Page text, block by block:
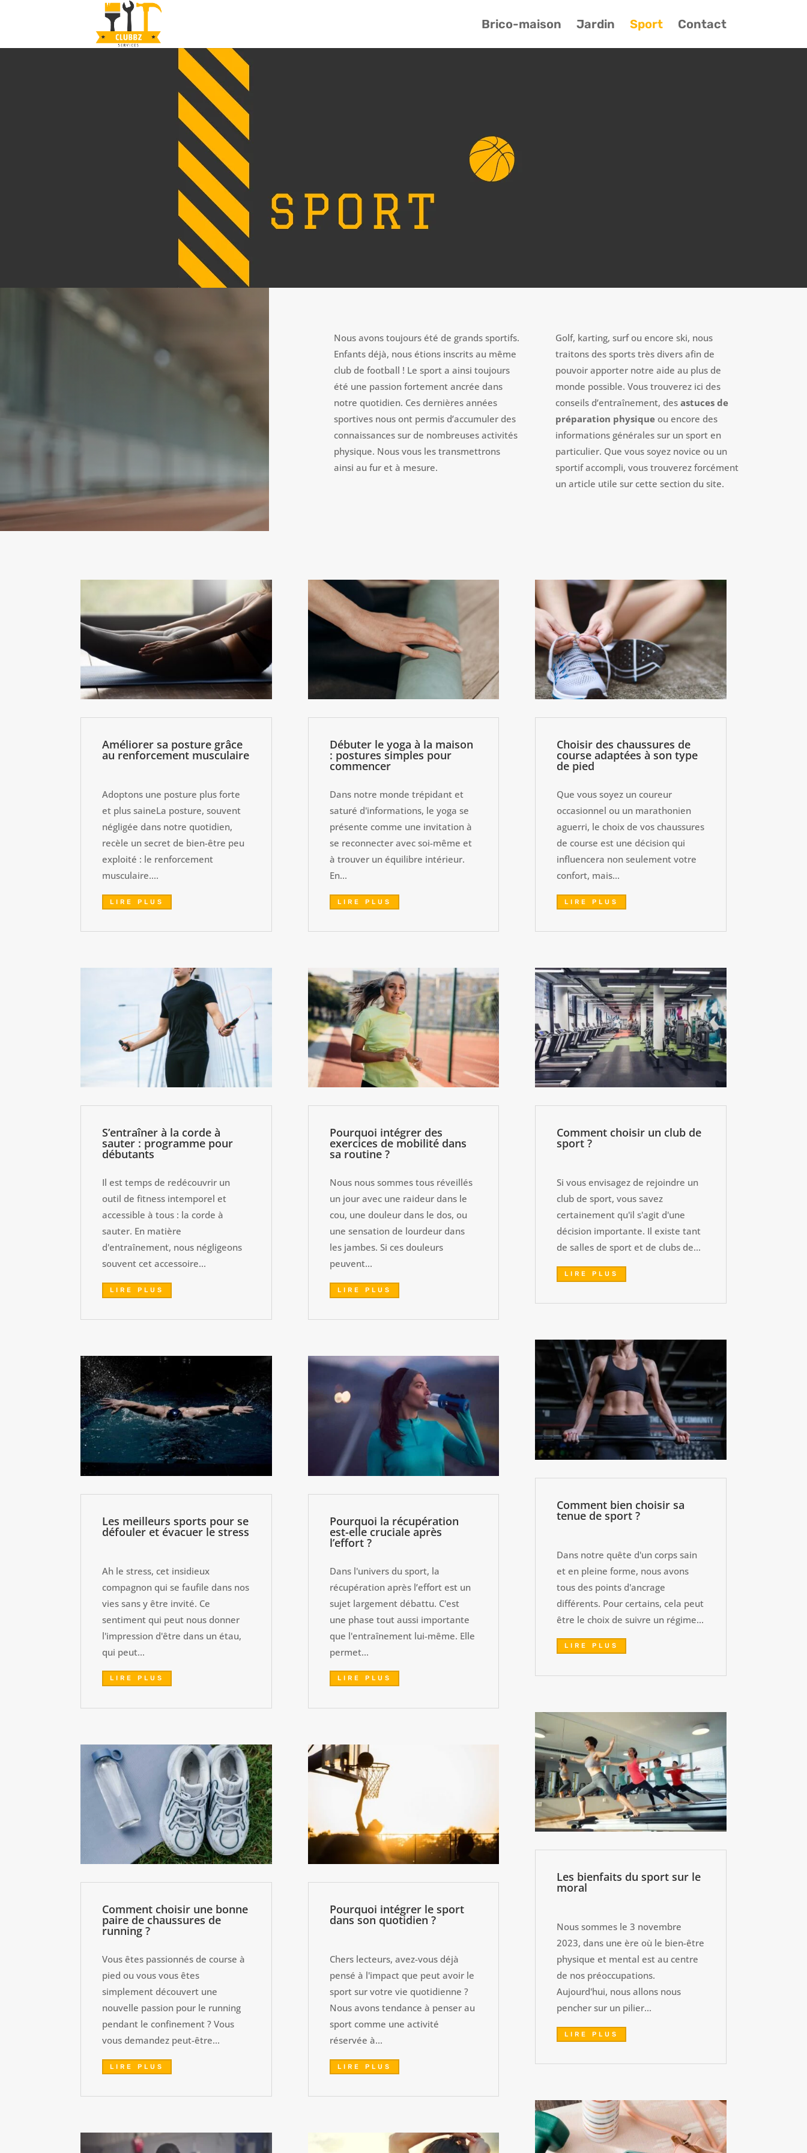
Brico-maison Jardin Sport Contact
Nous avons toujours été de grands sportifs.
Enfants déjà, nous étions inscrits au même
club de football ! Le sport a ainsi toujours
été une passion fortement ancrée dans
notre quotidien. Ces dernières années
sportives nous ont permis d’accumuler des
connaissances sur de nombreuses activités
physique. Nous vous les transmettrons
ainsi au fur et à mesure.
Golf, karting, surf ou encore ski, nous
traitons des sports très divers afin de
pouvoir apporter notre aide au plus de
monde possible. Vous trouverez ici des
conseils d’entraînement, desastuces de
préparation physiqueou encore des
informations générales sur un sport en
particulier. Que vous soyez novice ou un
sportif accompli, vous trouverez forcément
un article utile sur cette section du site.
Améliorer sa posture grâce
au renforcement musculaire
Adoptons une posture plus forte
et plus saineLa posture, souvent
négligée dans notre quotidien,
recèle un secret de bien-être peu
exploité : le renforcement
musculaire....
LIRE PLUS
S’entraîner à la corde à
sauter : programme pour
débutants
Il est temps de redécouvrir un
outil de fitness intemporel et
accessible à tous : la corde à
sauter. En matière
d'entraînement, nous négligeons
souvent cet accessoire...
LIRE PLUS
Les meilleurs sports pour se
défouler et évacuer le stress
Ah le stress, cet insidieux
compagnon qui se faufile dans nos
vies sans y être invité. Ce
sentiment qui peut nous donner
l'impression d'être dans un étau,
qui peut...
LIRE PLUS
Comment choisir une bonne
paire de chaussures de
running ?
Vous êtes passionnés de course à
pied ou vous vous êtes
simplement découvert une
nouvelle passion pour le running
pendant le confinement ? Vous
vous demandez peut-être...
LIRE PLUS
Débuter le yoga à la maison
: postures simples pour
commencer
Dans notre monde trépidant et
saturé d'informations, le yoga se
présente comme une invitation à
se reconnecter avec soi-même et
à trouver un équilibre intérieur.
En...
LIRE PLUS
Pourquoi intégrer des
exercices de mobilité dans
sa routine ?
Nous nous sommes tous réveillés
un jour avec une raideur dans le
cou, une douleur dans le dos, ou
une sensation de lourdeur dans
les jambes. Si ces douleurs
peuvent...
LIRE PLUS
Pourquoi la récupération
est-elle cruciale après
l’effort ?
Dans l'univers du sport, la
récupération après l’effort est un
sujet largement débattu. C'est
une phase tout aussi importante
que l'entraînement lui-même. Elle
permet...
LIRE PLUS
Pourquoi intégrer le sport
dans son quotidien ?
Chers lecteurs, avez-vous déjà
pensé à l'impact que peut avoir le
sport sur votre vie quotidienne ?
Nous avons tendance à penser au
sport comme une activité
réservée à...
LIRE PLUS
Choisir des chaussures de
course adaptées à son type
de pied
Que vous soyez un coureur
occasionnel ou un marathonien
aguerri, le choix de vos chaussures
de course est une décision qui
influencera non seulement votre
confort, mais...
LIRE PLUS
Comment choisir un club de
sport ?
Si vous envisagez de rejoindre un
club de sport, vous savez
certainement qu'il s'agit d'une
décision importante. Il existe tant
de salles de sport et de clubs de...
LIRE PLUS
Comment bien choisir sa
tenue de sport ?
Dans notre quête d'un corps sain
et en pleine forme, nous avons
tous des points d'ancrage
différents. Pour certains, cela peut
être le choix de suivre un régime...
LIRE PLUS
Les bienfaits du sport sur le
moral
Nous sommes le 3 novembre
2023, dans une ère où le bien-être
physique et mental est au centre
de nos préoccupations.
Aujourd'hui, nous allons nous
pencher sur un pilier...
LIRE PLUS